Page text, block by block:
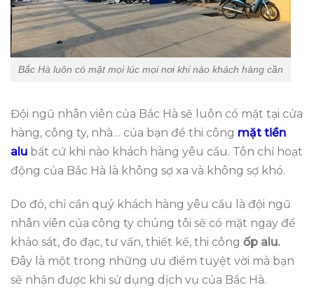
Bắc Hà luôn có mặt mọi lúc mọi nơi khi nào khách hàng cần
Đội ngũ nhân viên của Bắc Hà sẽ luôn có mặt tại cửa
hàng, công ty, nhà… của bạn để thi công mặt tiền
alu bất cứ khi nào khách hàng yêu cầu. Tôn chỉ hoạt
động của Bắc Hà là không sợ xa và không sợ khó.
Do đó, chỉ cần quý khách hàng yêu cầu là đội ngũ
nhân viên của công ty chúng tôi sẽ có mặt ngay để
khảo sát, đo đạc, tư vấn, thiết kế, thi công ốp alu.
Đây là một trong những ưu điểm tuyệt vời mà bạn
sẽ nhận được khi sử dụng dịch vụ của Bắc Hà.